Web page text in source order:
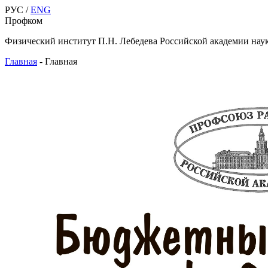
РУС /ENG
Профком
Физический институт П.Н. Лебедева Российской академии
Главная - Главная